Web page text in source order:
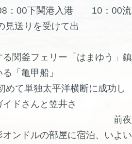
：00下関港入港 10：00流
見送りを受けて出
関釜フェリー「はまゆう」鎮
ている「亀甲船」
めて単独太平洋横断に成功し
ドさんと笠井さ
前夜
ンドルの部屋に宿泊、いよい